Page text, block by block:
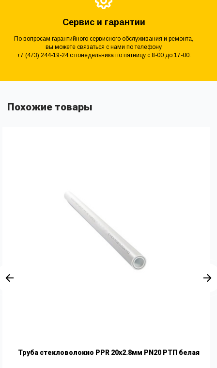
Сервис и гарантии
По вопросам гарантийного сервисного обслуживания и ремонта,
вы можете связаться с нами по телефону
+7 (473) 244-19-24 с понедельника по пятницу с 8-00 до 17-00.
Похожие товары
Труба стекловолокно PPR 20x2.8мм PN20 РТП белая